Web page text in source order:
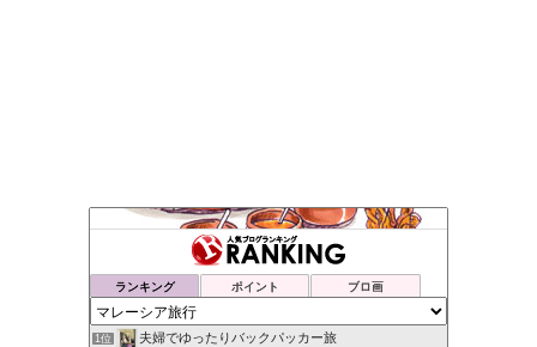
ランキング ポイント ブロ画
1位 夫婦でゆったりバックパッカー旅